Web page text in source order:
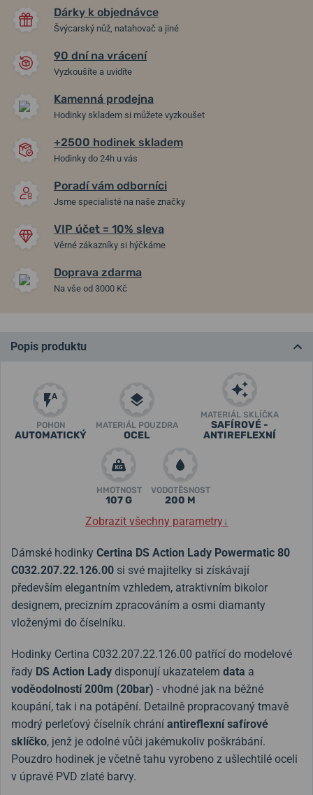
Dárky k objednávce
Švýcarský nůž, natahovač a jiné
90 dní na vrácení
Vyzkoušíte a uvidíte
Kamenná prodejna
Hodinky skladem si můžete vyzkoušet
+2500 hodinek skladem
Hodinky do 24h u vás
Poradí vám odborníci
Jsme specialisté na naše značky
VIP účet = 10% sleva
Věrné zákazníky si hýčkáme
Doprava zdarma
Na vše od 3000 Kč
Popis produktu
POHON
AUTOMATICKÝ
MATERIÁL POUZDRA
OCEL
MATERIÁL SKLÍČKA
SAFÍROVÉ -
ANTIREFLEXNÍ
HMOTNOST
107 G
VODOTĚSNOST
200 M
Zobrazit všechny parametry↓
Dámské hodinky Certina DS Action Lady Powermatic 80
C032.207.22.126.00 si své majitelky si získávají
především elegantním vzhledem, atraktivním bikolor
designem, precizním zpracováním a osmi diamanty
vloženými do číselníku.
Hodinky Certina C032.207.22.126.00 patřící do modelové
řady DS Action Lady disponují ukazatelem data a
voděodolností 200m (20bar) - vhodné jak na běžné
koupání, tak i na potápění. Detailně propracovaný tmavě
modrý perleťový číselník chrání antireflexní safírové
sklíčko, jenž je odolné vůči jakémukoliv poškrábání.
Pouzdro hodinek je včetně tahu vyrobeno z ušlechtilé oceli
v úpravě PVD zlaté barvy.